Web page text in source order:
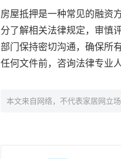
房屋抵押是一种常见的融资
分了解相关法律规定，审慎
部门保持密切沟通，确保所
任何文件前，咨询法律专业
本文来自网络，不代表家居网立